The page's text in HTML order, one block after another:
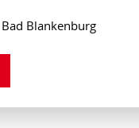
Blankenburg